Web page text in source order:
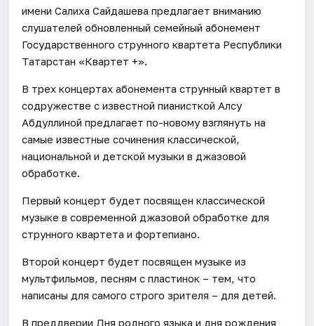
имени Салиха Сайдашева предлагает вниманию
слушателей обновленный семейный абонемент
Государственного струнного квартета Республики
Татарстан «Квартет +».
В трех концертах абонемента струнный квартет в
содружестве с известной пианисткой Алсу
Абдуллиной предлагает по-новому взглянуть на
самые известные сочинения классической,
национальной и детской музыки в джазовой
обработке.
Первый концерт будет посвящен классической
музыке в современной джазовой обработке для
струнного квартета и фортепиано.
Второй концерт будет посвящен музыке из
мультфильмов, песням с пластинок – тем, что
написаны для самого строго зрителя – для детей.
В преддверии Дня родного языка и дня рождения